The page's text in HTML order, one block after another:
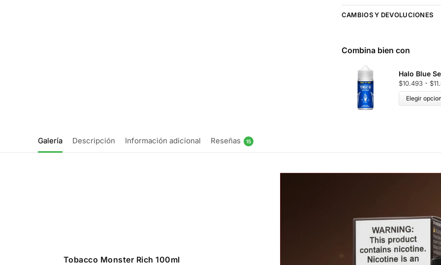
CAMBIOS Y DEVOLUCIONES
Combina bien con
Halo Blue
$10.493 - $
Elegir
Galería Descripción Información adicional Reseñas 15
Tobacco Monster Rich 100ml